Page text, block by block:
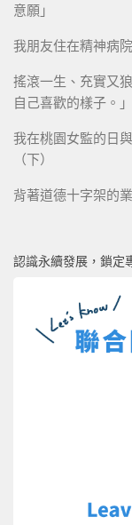
意願」
我朋友住在精神病
搖滾一生、充實又
自己喜歡的樣子。」
我在桃園女監的日
（下）
背著道德十字架的
認識永續發展，鎖定